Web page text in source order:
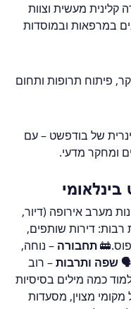
קלינית מעשית וצוות
במרפאות ובמוסדות
פיתוח תרופות ותחום
של בודפשט – עם
ומחקר מדעי.
מערב אירופה (דיור,
רבות: דירות שותפים,
תחבורה – נוחה,
שפה ותרבות – רוב
כמה מילים בסיסיות
מקומי מצוין, מסעדות